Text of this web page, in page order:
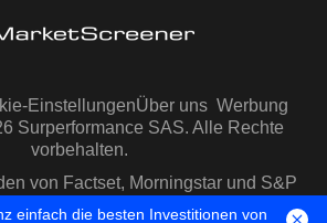
EinstellungenÜber uns Werbung
Surperformance SAS. Alle Rechte
vorbehalten.
von Factset, Morningstar und S&P
IQ zur Verfügung gestellt
einfach die besten Investitionen von